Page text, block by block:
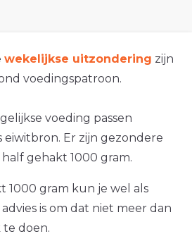
wekelijkse uitzondering zijn
voedingspatroon.
voeding passen
Er zijn gezondere
gehakt 1000 gram.
1000 gram kun je wel als
is om dat niet meer dan
doen.